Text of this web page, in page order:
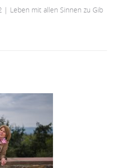
| Leben mit allen Sinnen zu Gib